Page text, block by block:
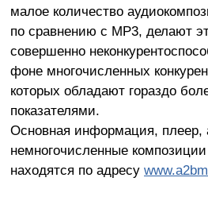
малое количество
по сравнению с MP3, делают
совершенно
фоне многочисленных
которых обладают гораздо
показателями.
Основная информация, плеер,
немногочисленные
находятся по адресу